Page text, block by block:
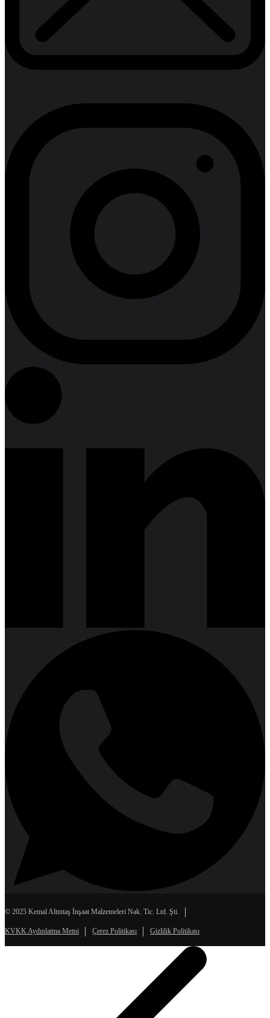
© 2025 Kemal Altıntaş İnşaat Malzemeleri Nak. Tic. Ltd. Şti.
KVKK Aydınlatma Metni Çerez Politikası Gizlilik Politikası